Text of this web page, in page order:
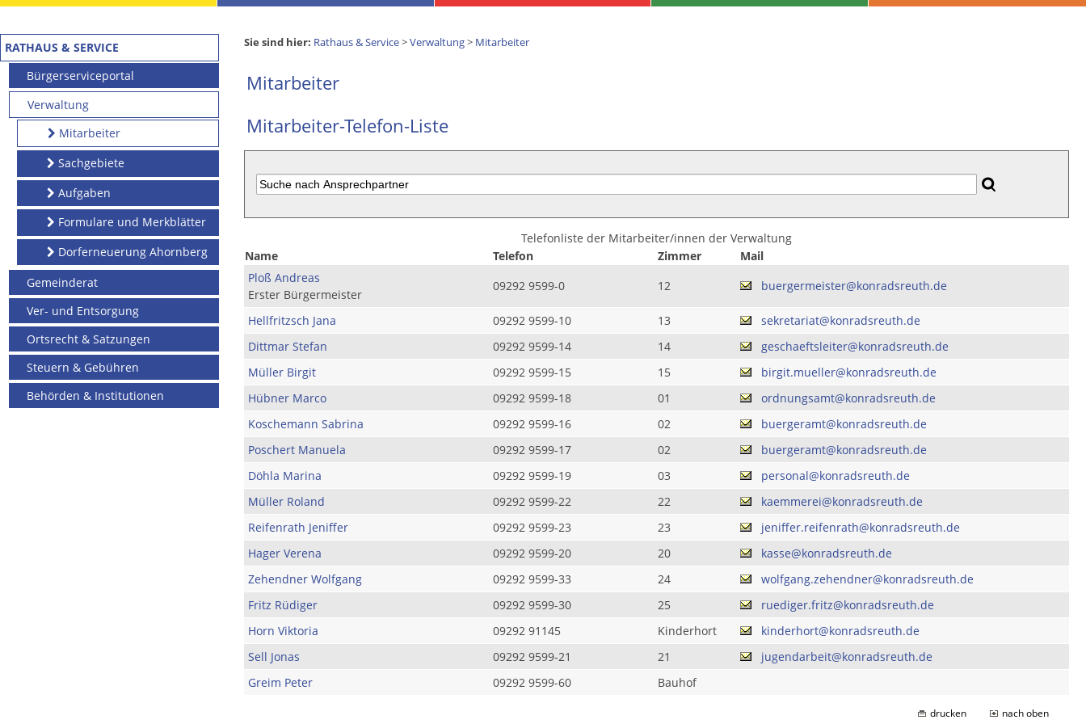
RATHAUS & SERVICE
Bürgerserviceportal
Verwaltung
Mitarbeiter
Sachgebiete
Aufgaben
Formulare und Merkblätter
Dorferneuerung Ahornberg
Gemeinderat
Ver- und Entsorgung
Ortsrecht & Satzungen
Steuern & Gebühren
Behörden & Institutionen
Sie sind hier: Rathaus & Service>Verwaltung> Mitarbeiter
Mitarbeiter
Mitarbeiter-Telefon-Liste
Telefonliste der Mitarbeiter/innen der Verwaltung
Name
Telefon Zimmer
Mail
Ploß Andreas
Erster Bürgermeister
09292 9599-0 12 buergermeister@konradsreuth.de
Hellfritzsch Jana 09292 9599-10 13
sekretariat@konradsreuth.de
Dittmar Stefan
09292 9599-14 14
geschaeftsleiter@konradsreuth.de
Müller Birgit
09292 9599-15 15
birgit.mueller@konradsreuth.de
Hübner Marco
09292 9599-18 01
ordnungsamt@konradsreuth.de
Koschemann Sabrina
09292 9599-16 02
buergeramt@konradsreuth.de
Poschert Manuela
09292 9599-17 02
buergeramt@konradsreuth.de
Döhla Marina
09292 9599-19 03
personal@konradsreuth.de
Müller Roland
09292 9599-22 22
kaemmerei@konradsreuth.de
Reifenrath Jeniffer
09292 9599-23 23
jeniffer.reifenrath@konradsreuth.de
Hager Verena
09292 9599-20 20
kasse@konradsreuth.de
Zehendner Wolfgang
09292 9599-33 24
wolfgang.zehendner@konradsreuth.de
Fritz Rüdiger
09292 9599-30 25
ruediger.fritz@konradsreuth.de
Horn Viktoria
09292 91145 Kinderhort
kinderhort@konradsreuth.de
Sell Jonas
09292 9599-21 21
jugendarbeit@konradsreuth.de
Greim Peter
09292 9599-60 Bauhof
drucken nach oben